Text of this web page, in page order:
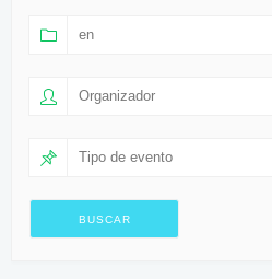
en
Organizador
Tipo de evento